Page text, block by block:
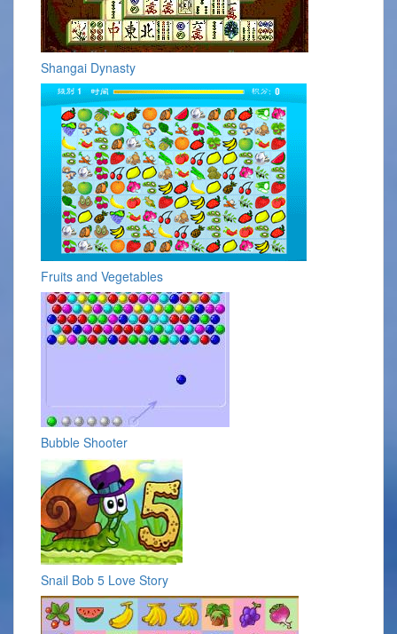
Shangai Dynasty
Fruits and Vegetables
Bubble Shooter
Snail Bob 5 Love Story